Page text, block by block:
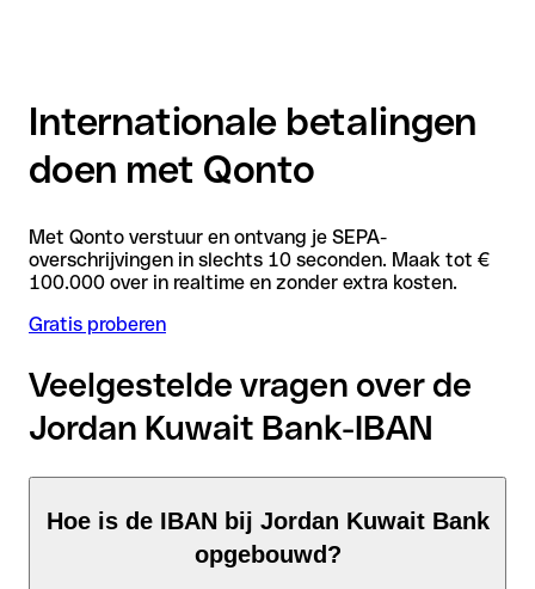
Internationale betalingen
doen met Qonto
Met Qonto verstuur en ontvang je SEPA-
overschrijvingen in slechts 10 seconden. Maak tot €
100.000 over in realtime en zonder extra kosten.
Gratis proberen
Veelgestelde vragen over de
Jordan Kuwait Bank-IBAN
Hoe is de IBAN bij Jordan Kuwait Bank
opgebouwd?